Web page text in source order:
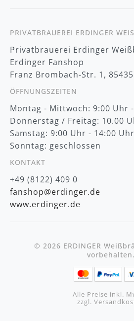
t
e
r
:
PRIVATBRAUEREI ERDINGER
Privatbrauerei Erdinger
Erdinger Fanshop
Franz Brombach-Str. 1,
ÖFFNUNGSZEITEN
Montag - Mittwoch: 9:00 Uhr
Donnerstag / Freitag: 10.00
Samstag: 9:00 Uhr - 14:00 Uhr
Sonntag: geschlossen
KONTAKT
+49 (8122) 409 0
fanshop@erdinger.de
www.erdinger.de
© 2026 ERDINGER
vorbehalten.
Alle Preise inkl.
zzgl.